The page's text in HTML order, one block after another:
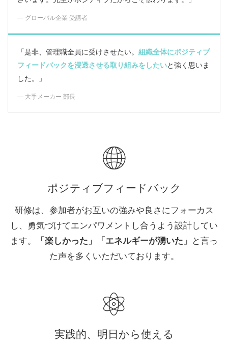
― グローバル企業 受講者
「是非、管理職全員に受けさせたい。 組織全体にポジティブ
フィードバックを浸透させる取り組みをしたいと強く思いま
した。」
― 大手メーカー 部長
ポジティブフィードバック
研修は、参加者がお互いの強みや良さにフォーカス
し、勇気づけてエンパワメントし合うよう設計してい
ます。
「楽しかった」「エネルギーが湧いた」 と言っ
た声を多くいただいております。
実践的、明日から使える